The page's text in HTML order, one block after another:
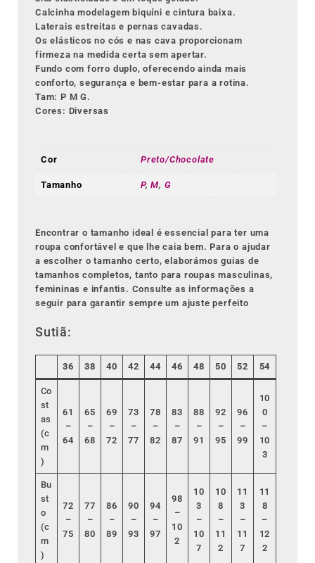
Calcinha modelagem biquíni e cintura baixa.
Laterais estreitas e pernas cavadas.
Os elásticos no cós e nas cava proporcionam
firmeza na medida certa sem apertar.
Fundo com forro duplo, oferecendo ainda mais
conforto, segurança e bem-estar para a rotina.
Tam: P M G.
Cores: Diversas
Cor Preto/Chocolate
Tamanho P,M, G
Encontrar o tamanho ideal é essencial para ter uma
roupa confortável e que lhe caia bem. Para o ajudar
a escolher o tamanho certo, elaborámos guias de
tamanhos completos, tanto para roupas masculinas,
femininas e infantis. Consulte as informações a
seguir para garantir sempre um ajuste perfeito
Sutiã:
36 38 40 42 44 46 48 50 52 54
Co
st
as
(c
m
)
61
–
64
65
–
68
69
–
72
73
–
77
78
–
82
83
–
87
88
–
91
92
–
95
96
–
99
10
0
–
10
3
Bu
st
o
(c
m
)
72
–
75
77
–
80
86
–
89
90
–
93
94
–
97
98
–
10
2
10
3
–
10
7
10
8
–
11
2
11
3
–
11
7
11
8
–
12
2